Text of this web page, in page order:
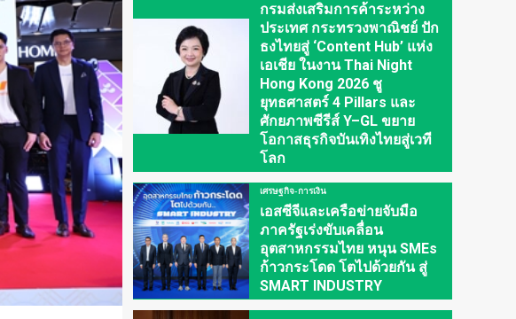
กรมส่งเสริมการค้าระหว่าง
ประเทศ กระทรวงพาณิชย์ ปัก
ธงไทยสู่ ‘Content Hub’ แห่ง
เอเชีย ในงาน Thai Night
Hong Kong 2026 ชู
ยุทธศาสตร์ 4 Pillars และ
ศักยภาพซีรีส์ Y–GL ขยาย
โอกาสธุรกิจบันเทิงไทยสู่เวที
โลก
เศรษฐกิจ-การเงิน
เอสซีจีและเครือข่ายจับมือ
ภาครัฐเร่งขับเคลื่อน
อุตสาหกรรมไทย หนุน SMEs
ก้าวกระโดด โตไปด้วยกัน สู่
SMART INDUSTRY